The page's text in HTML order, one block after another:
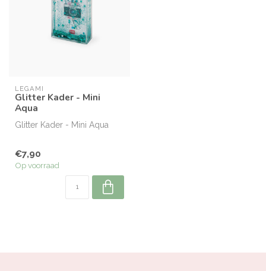
LEGAMI
Glitter Kader - Mini
Aqua
Glitter Kader - Mini Aqua
€7,90
Op voorraad